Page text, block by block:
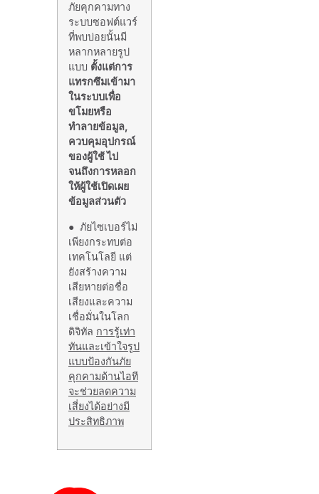
ภัยคุกคามทาง
ระบบซอฟต์แวร์
ที่พบบ่อยนั้นมี
หลากหลายรูป
แบบ ตั้งแต่การ
แทรกซึมเข้ามา
ในระบบเพื่อ
ขโมยหรือ
ทำลายข้อมูล,
ควบคุมอุปกรณ์
ของผู้ใช้ ไป
จนถึงการหลอก
ให้ผู้ใช้เปิดเผย
ข้อมูลส่วนตัว
● ภัยไซเบอร์ไม่
เพียงกระทบต่อ
เทคโนโลยี แต่
ยังสร้างความ
เสียหายต่อชื่อ
เสียงและความ
เชื่อมั่นในโลก
ดิจิทัล การรู้เท่า
ทันและเข้าใจรูป
แบบป้องกันภัย
คุกคามด้านไอที
จะช่วยลดความ
เสี่ยงได้อย่างมี
ประสิทธิภาพ